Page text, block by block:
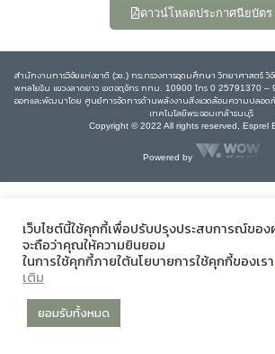
ดาวน์โหลดประกาศนียบัตร
สำนักงานการวิจัยแห่งชาติ (วช.) กระทรวงการอุดมศึกษา วิทยาศาสตร์
พหลโยธิน แขวงลาดยาว เขตจตุจักร กทม. 10900 โทร 0 25791370 –
ออกและพัฒนาโดย ศูนย์การจัดการด้านพลังงานสิ่งแวดล้อมความปลอด
เทคโนโลยีพระจอมเกล้าธนบุรี
Copyright © 2022 All rights reserved, Esprel
Powered by
เว็บไซต์นี้ใช้คุกกี้เพื่อปรับปรุงประสบการณ์ของ
จะถือว่าคุณให้ความยินยอม
ในการใช้คุกกี้ภายใต้นโยบายการใช้คุกกี้ของเรา
เติม
ยอมรับทั้งหมด